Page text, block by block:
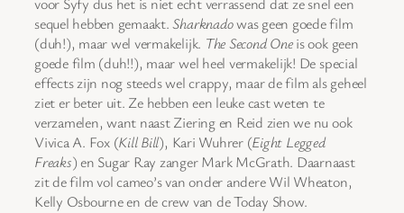
sequel hebben gemaakt.Sharknadowas geen goede film
(duh!), maar wel vermakelijk. The Second Oneis ook geen
goede film (duh!!), maar wel heel vermakelijk! De special
effects zijn nog steeds wel crappy, maar de film als geheel
ziet er beter uit. Ze hebben een leuke cast weten te
verzamelen, want naast Ziering en Reid zien we nu ook
Vivica A. Fox (Kill Bill), Kari Wuhrer (Eight Legged
Freaks) en Sugar Ray zanger Mark McGrath. Daarnaast
zit de film vol cameo’s van onder andere Wil Wheaton,
Kelly Osbourne en de crew van de Today Show.